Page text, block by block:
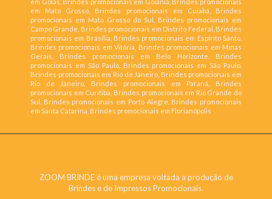
em Goiás, Brindes promocionais em Goiânia, Brindes promocionais
em Mato Grosso, Brindes promocionais em Cuiabá, Brindes
promocionais em Mato Grosso do Sul, Brindes promocionais em
Campo Grande, Brindes promocionais em Distrito Federal, Brindes
promocionais em Brasília, Brindes promocionais em Espírito Santo,
Brindes promocionais em Vitória, Brindes promocionais em Minas
Gerais, Brindes promocionais em Belo Horizonte, Brindes
promocionais em São Paulo, Brindes promocionais em São Paulo,
Brindes promocionais em Rio de Janeiro, Brindes promocionais em
Rio de Janeiro, Brindes promocionais em Paraná, Brindes
promocionais em Curitiba, Brindes promocionais em Rio Grande do
Sul, Brindes promocionais em Porto Alegre, Brindes promocionais
em Santa Catarina, Brindes promocionais em Florianópolis
ZOOM BRINDE é uma empresa voltada a produção de
Brindes e de Impressos Promocionais.